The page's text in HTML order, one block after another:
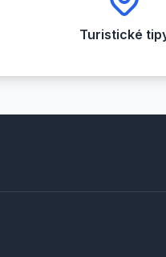
Turistické